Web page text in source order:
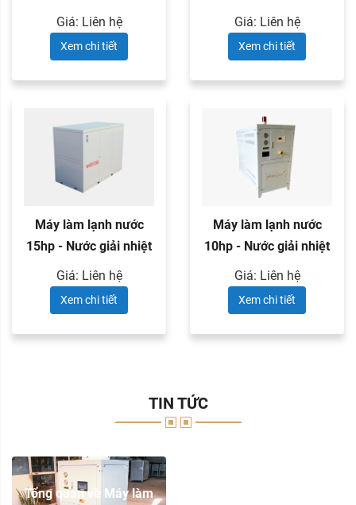
Giá: Liên hệ
Xem chi tiết
Giá: Liên hệ
Xem chi tiết
Máy làm lạnh nước
15hp - Nước giải nhiệt
Giá: Liên hệ
Xem chi tiết
Máy làm lạnh nước
10hp - Nước giải nhiệt
Giá: Liên hệ
Xem chi tiết
TIN TỨC
Tổng quan về Máy làm